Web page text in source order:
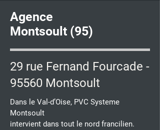
Agence
Montsoult (95)
29 rue Fernand Fourcade -
95560 Montsoult
Dans le Val-d’Oise, PVC Systeme
Montsoult
intervient dans tout le nord francilien.